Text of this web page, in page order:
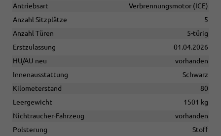
Antriebsart
Verbrennungsmotor (ICE)
Anzahl Sitzplätze
5
Anzahl Türen
5-türig
Erstzulassung
01.04.2026
HU/AU neu
vorhanden
Innenausstattung
Schwarz
Kilometerstand
80
Leergewicht
1501 kg
Nichtraucher-Fahrzeug
vorhanden
Polsterung
Stoff